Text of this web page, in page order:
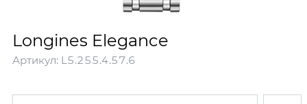
Longines Elegance
Артикул: L5.255.4.57.6